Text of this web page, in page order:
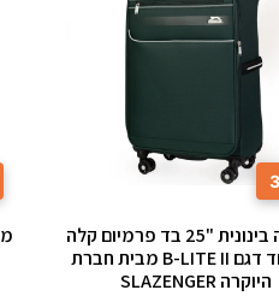
מזוודה בינונית "25 בד פרמיום קלה
במיוחד דגם B-LITE II מבית חברת
היוקרה SLAZENGER